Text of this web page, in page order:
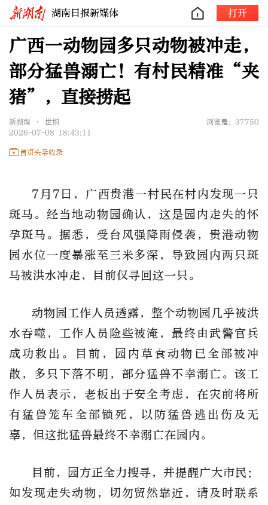
湖南日报新媒体 打开
广西一动物园多只动物被冲走，
部分猛兽溺亡！有村民精准“夹
猪”，直接捞起
新湖南 • 世相
浏览量：37750
2026-07-08 18:43:11
首页头条收录
7月7日，广西贵港一村民在村内发现一只
斑马。经当地动物园确认，这是园内走失的怀
孕斑马。据悉，受台风强降雨侵袭，贵港动物
园水位一度暴涨至三米多深，导致园内两只斑
马被洪水冲走，目前仅寻回这一只。
动物园工作人员透露，整个动物园几乎被洪
水吞噬，工作人员险些被淹，最终由武警官兵
成功救出。目前，园内草食动物已全部被冲
散，多只下落不明，部分猛兽不幸溺亡。该工
作人员表示，老板出于安全考虑，在灾前将所
有猛兽笼车全部锁死，以防猛兽逃出伤及无
辜，但这批猛兽最终不幸溺亡在园内。
目前，园方正全力搜寻，并提醒广大市民：
如发现走失动物，切勿贸然靠近，请及时联系